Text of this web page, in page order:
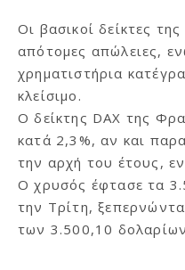
Οι βασικοί δείκτες
απότομες απώλειες,
χρηματιστήρια
κλείσιμο.
Ο δείκτης DAX της
κατά 2,3%, αν και
την αρχή του έτους,
Ο χρυσός έφτασε τα
την Τρίτη,
των 3.500,10